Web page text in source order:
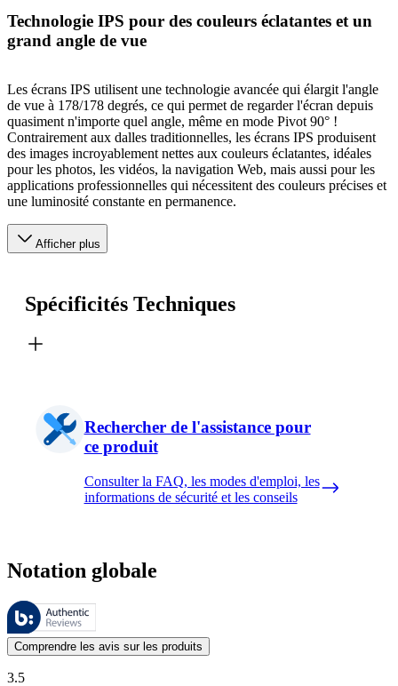
Technologie IPS pour des couleurs éclatantes et un
grand angle de vue
Les écrans IPS utilisent une technologie avancée qui élargit l'angle
de vue à 178/178 degrés, ce qui permet de regarder l'écran depuis
quasiment n'importe quel angle, même en mode Pivot 90° !
Contrairement aux dalles traditionnelles, les écrans IPS produisent
des images incroyablement nettes aux couleurs éclatantes, idéales
pour les photos, les vidéos, la navigation Web, mais aussi pour les
applications professionnelles qui nécessitent des couleurs précises et
une luminosité constante en permanence.
Afficher plus
Spécificités Techniques
Rechercher de l'assistance pour
ce produit
Consulter la FAQ, les modes d'emploi, les
informations de sécurité et les conseils
Notation globale
Ces évaluations sont gérées par Bazaarvoice et sont conformes à la
Les avis des clients exprimés sous forme d'évaluations de produits
Comprendre les avis sur les produits
3.5